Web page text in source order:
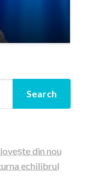
Search
din nou
echilibrul